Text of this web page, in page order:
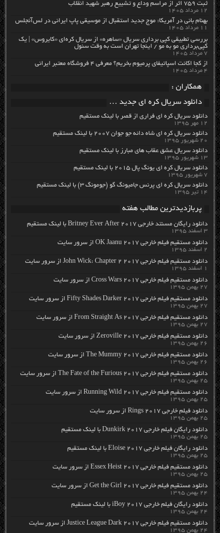
ثبت ۷۵۹ اثر از مراسم وداع و تشییع رهبر شهید انقلاب
۱۲ مرداد ۱۴۰۵
بهنام بانی در آمریکا: موج جدید استقبال از موسیقی پاپ ایرانی در لس‌آنجلس
۱۱ مرداد ۱۴۰۵
بررسی تطبیقی کپی برداری سریال «ساهره» از سریال کره‌ای «کایروس» | یک
کپی‌برداری مو به مو / اینجا تهران است به وقت سئول
۷ مرداد ۱۴۰۵
از کجا اکانت اسپاتیفای پرمیوم بخریم؟ معرفی ۴ فروشگاه معتبر ایرانی
۴ مرداد ۱۴۰۵
همکاران :
دانلود سریال کره ای جدید …
دانلود سریال کره ای فراری از قصر با لینک مستقیم
۱۲ مهر ۱۳۹۵
دانلود سریال کره ای شاه دائه جو جوان ۲۰۰۷ با لینک مستقیم
۲۰ شهریور ۱۳۹۵
دانلود سریال عشق عقاب های مبارز با لینک مستقیم
۱۳ شهریور ۱۳۹۵
دانلود سریال کره ای یونگ پال ۲۰۱۵ با لینک مستقیم
۷ شهریور ۱۳۹۵
دانلود سریال کره ای پرنس جامیونگ گو (جومونگ ۳) با لینک مستقیم
۱۴ تیر ۱۳۹۵
پربازدیدترین مطالب هفته
دانلود رایگان مسنتد خارجی Britney Ever After 2017 با لینک مستقیم
۳ اسفند ۱۳۹۵
دانلود مستقیم فیلم خارجی OK Jaanu 2017 از سرور سایت
۲ اسفند ۱۳۹۵
دانلود مستقیم فیلم خارجی John Wick: Chapter 2 2017 از سرور سایت
۱ اسفند ۱۳۹۵
دانلود مستقیم فیلم خارجی Cross Wars 2017 از سرور سایت
۲۷ بهمن ۱۳۹۵
دانلود مستقیم فیلم خارجی Fifty Shades Darker 2017 از سرور سایت
۲۷ بهمن ۱۳۹۵
دانلود مستقیم فیلم خارجی From Straight As 2017 از سرور سایت
۲۷ بهمن ۱۳۹۵
دانلود مستقیم فیلم خارجی Zeroville 2017 از سرور سایت
۲۶ بهمن ۱۳۹۵
دانلود مستقیم فیلم خارجی The Mummy 2017 از سرور سایت
۲۶ بهمن ۱۳۹۵
دانلود مستقیم فیلم خارجی The Fate of the Furious 2017 از سرور سایت
۲۵ بهمن ۱۳۹۵
دانلود مستقیم فیلم خارجی Running Wild 2017 از سرور سایت
۲۵ بهمن ۱۳۹۵
دانلود فیلم خارجی Rings 2017 از سرور سایت
۲۵ بهمن ۱۳۹۵
دانلود رایگان فیلم خارجی Dunkirk 2017 با لینک مستقیم
۲۵ بهمن ۱۳۹۵
دانلود رایگان فیلم خارجی Eloise 2017 با لینک مستقیم
۲۵ بهمن ۱۳۹۵
دانلود مستقیم فیلم خارجی Essex Heist 2017 از سرور سایت
۲۵ بهمن ۱۳۹۵
دانلود مستقیم فیلم خارجی Get the Girl 2017 از سرور سایت
۲۴ بهمن ۱۳۹۵
دانلود رایگان فیلم خارجی iBoy 2017 با لینک مستقیم
۲۴ بهمن ۱۳۹۵
دانلود مستقیم فیلم خارجی Justice League Dark 2017 از سرور سایت
۲۴ بهمن ۱۳۹۵